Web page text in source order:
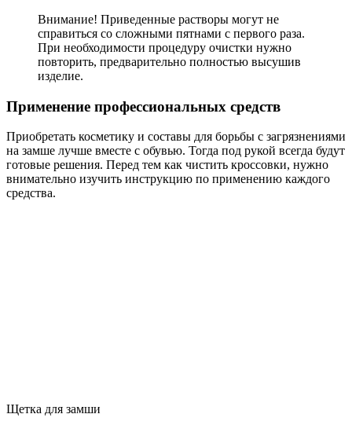
Внимание! Приведенные растворы могут не
справиться со сложными пятнами с первого раза.
При необходимости процедуру очистки нужно
повторить, предварительно полностью высушив
изделие.
Применение профессиональных средств
Приобретать косметику и составы для борьбы с загрязнениями
на замше лучше вместе с обувью. Тогда под рукой всегда будут
готовые решения. Перед тем как чистить кроссовки, нужно
внимательно изучить инструкцию по применению каждого
средства.
Щетка для замши